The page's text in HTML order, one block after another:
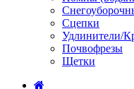
Сцепки
Удлинители/
Почвофрезы
Щетки